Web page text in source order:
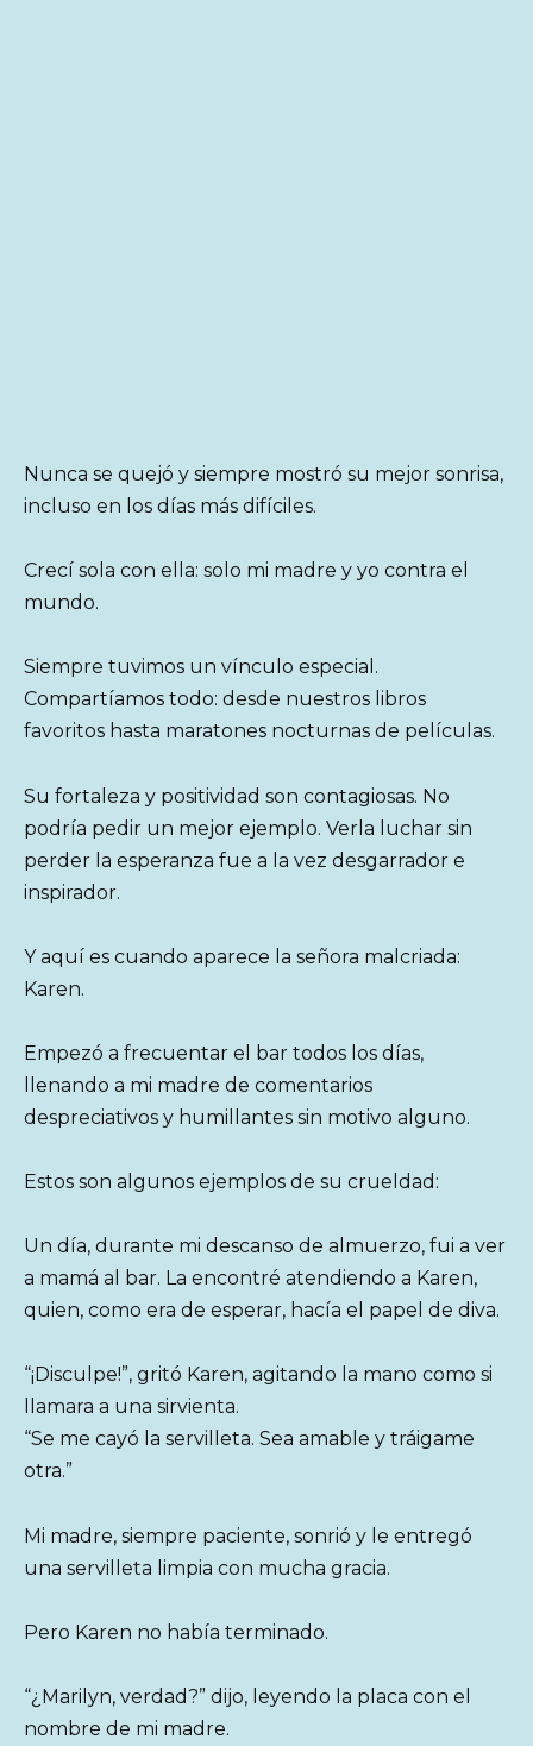
Nunca se quejó y siempre mostró su mejor sonrisa,
incluso en los días más difíciles.
Crecí sola con ella: solo mi madre y yo contra el
mundo.
Siempre tuvimos un vínculo especial.
Compartíamos todo: desde nuestros libros
favoritos hasta maratones nocturnas de películas.
Su fortaleza y positividad son contagiosas. No
podría pedir un mejor ejemplo. Verla luchar sin
perder la esperanza fue a la vez desgarrador e
inspirador.
Y aquí es cuando aparece la señora malcriada:
Karen.
Empezó a frecuentar el bar todos los días,
llenando a mi madre de comentarios
despreciativos y humillantes sin motivo alguno.
Estos son algunos ejemplos de su crueldad:
Un día, durante mi descanso de almuerzo, fui a ver
a mamá al bar. La encontré atendiendo a Karen,
quien, como era de esperar, hacía el papel de diva.
“¡Disculpe!”, gritó Karen, agitando la mano como si
llamara a una sirvienta.
“Se me cayó la servilleta. Sea amable y tráigame
otra.”
Mi madre, siempre paciente, sonrió y le entregó
una servilleta limpia con mucha gracia.
Pero Karen no había terminado.
“¿Marilyn, verdad?” dijo, leyendo la placa con el
nombre de mi madre.